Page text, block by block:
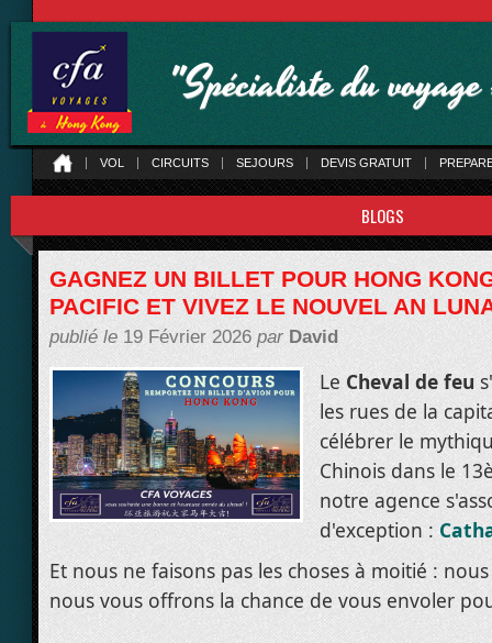
"Spécialiste du
VOL CIRCUITS SEJOURS DEVIS GRATUIT
BLOGS
GAGNEZ UN BILLET POUR HONG
PACIFIC ET VIVEZ LE NOUVEL AN
publié le 19 Février 2026 par David
Le Cheval de feu
les rues de la
célébrer le
Chinois dans le
notre agence
d'exception :
Et nous ne faisons pas les choses à moitié :
nous vous offrons la chance de vous envoler